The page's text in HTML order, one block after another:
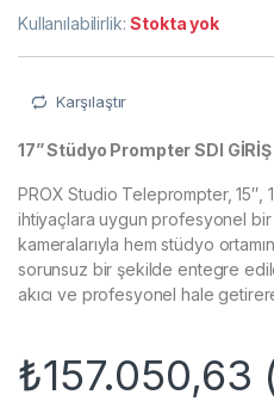
Kullanılabilirlik:Stokta yok
Karşılaştır
17” Stüdyo Prompter SDI GİRİŞ
PROX Studio Teleprompter, 15″,
ihtiyaçlara uygun profesyonel bir
kameralarıyla hem stüdyo
sorunsuz bir şekilde entegre
akıcı ve profesyonel hale
₺157.050,63